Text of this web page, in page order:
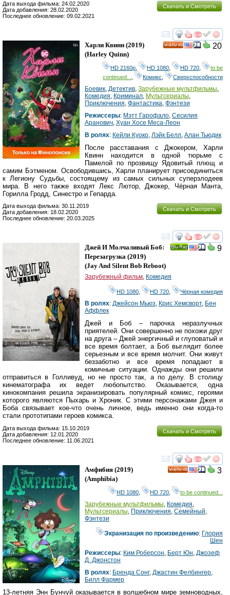
Скачать и Смотреть
Дата выхода фильма: 24.02.2020
Дата добавления: 28.02.2020
Последнее обновление: 09.02.2021
смотреть
20
Харли Квинн (2019)
(Harley Quinn)
HD 2160р HD 1080 HD 720
to be
continued...
Комикс Сверхспособности
Боевик Детектив Зарубежные мультфильмы
Комедия Криминал Мультсериалы
Приключения Фантастика Фэнтези
Режиссеры: Мэтт Гарофало Сесилия
Аранович Хуан Хосе Меса-Леон
В ролях: Кейли Куоко Лэйк Белл Алан Тьюдик
После расставания с Джокером, Харли
Квинн находится в одной тюрьме с
Памелой по прозвищу Ядовитый плющ и
самим Бэтменом. Освободившись, Харли планирует присоединиться
к Легиону Судьбы, состоящему из самых сильных суперзлодеев
мира. В него также входят Лекс Лютор, Джокер, Чёрная Манта,
Горилла Гродд, Синестро и Гепарда.
Скачать и Смотреть
Дата выхода фильма: 30.11.2019
Дата добавления: 18.02.2020
Последнее обновление: 20.03.2025
смотреть
9
Джей И Молчаливый Боб:
Перезагрузка (2019)
(Jay And Silent Bob Reboot)
Зарубежный фильм, Комедия
HD 1080 HD 720 Чёрная комедия
В ролях: Джейсон Мьюз, Крис Хемсворт, Бен
Аффлек
Джей и Боб – парочка неразлучных
приятелей. Они совершенно не похожи друг
на друга – Джей энергичный и глуповатый и
все время болтает, а Боб выглядит более
серьезным и все время молчит. Они живут
беззаботно и все время попадают в
комичные ситуации. Однажды они решили
отправиться в Голливуд, но не просто так, а по делу. В столицу
кинематографа их ведет любопытство. Оказывается, одна
кинокомпания решила экранизировать популярный комикс, героями
которого являются Пыхарь и Хроник. С этими персонажами Джея и
Боба связывает кое-что очень личное, ведь именно они когда-то
стали прототипами героев комикса.
Скачать и Смотреть
Дата выхода фильма: 15.10.2019
Дата добавления: 12.01.2020
Последнее обновление: 11.06.2021
смотреть
3
Амфибия (2019)
(Amphibia)
HD 1080 HD 720 to be continued...
Зарубежные мультфильмы, Комедия,
Мультсериалы, Приключения, Семейный,
Фэнтези
Экранизация по произведению: Глория
Шен
Режиссеры: Ким Роберсон, Берт Юн, Джозеф
Д. Джонстон
В ролях: Бренда Сонг, Джастин Фелбингер,
Билл Фармер
13-летняя Энн Бунчуй оказывается в волшебном мире земноводных,